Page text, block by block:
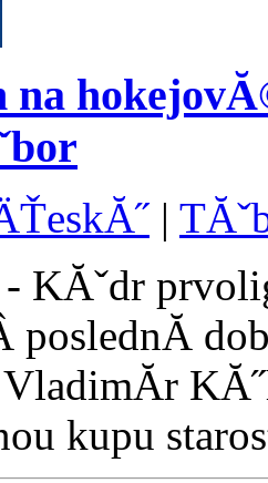
na
|
- KĂˇdr
poslednĂ­
kupu